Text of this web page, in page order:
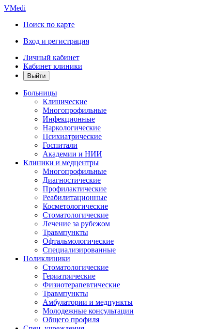
VMedi
Поиск по карте
Вход и регистрация
Личный кабинет
Кабинет клиники
Больницы
Клинические
Многопрофильные
Инфекционные
Наркологические
Психиатрические
Госпитали
Академии и НИИ
Клиники и медцентры
Многопрофильные
Диагностические
Профилактические
Реабилитационные
Косметологические
Стоматологические
Лечение за рубежом
Травмпункты
Офтальмологические
Специализированные
Поликлиники
Стоматологические
Гериатрические
Физиотерапевтические
Травмпункты
Амбулатории и медпункты
Молодежные консультации
Общего профиля